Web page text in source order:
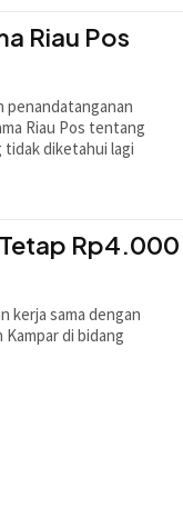
Riau Pos
penandatanganan
Riau Pos tentang
tidak diketahui lagi
Rp4.000
kerja sama dengan
di bidang